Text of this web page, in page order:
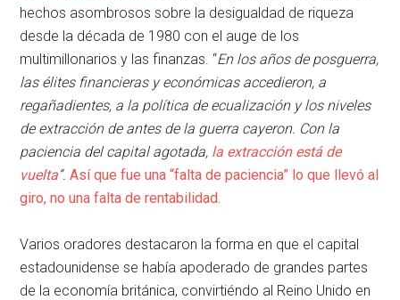
hechos asombrosos sobre la desigualdad de riqueza
desde la década de 1980 con el auge de los
multimillonarios y las finanzas. “En los años de posguerra,
las élites financieras y económicas accedieron, a
regañadientes, a la política de ecualización y los niveles
de extracción de antes de la guerra cayeron. Con la
paciencia del capital agotada, la extracción está de
vuelta“. Así que fue una “falta de paciencia” lo que llevó al
giro, no una falta de rentabilidad.
Varios oradores destacaron la forma en que el capital
estadounidense se había apoderado de grandes partes
de la economía británica, convirtiéndo al Reino Unido en